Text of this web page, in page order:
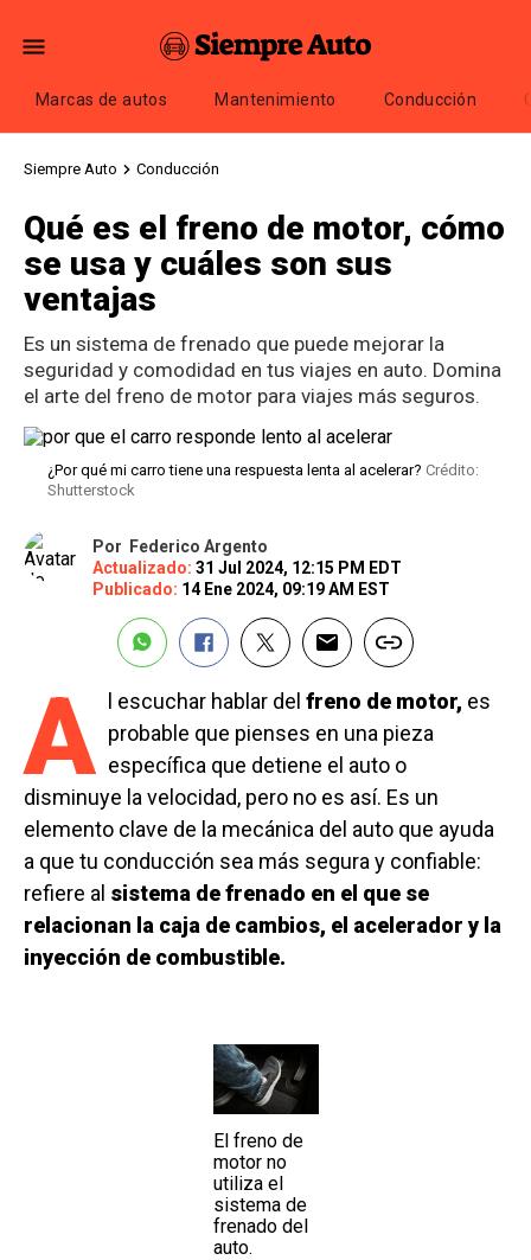
Marcas de autos Mantenimiento Conducción
Siempre Auto Conducción
Qué es el freno de motor, cómo
se usa y cuáles son sus
ventajas
Es un sistema de frenado que puede mejorar la
seguridad y comodidad en tus viajes en auto. Domina
el arte del freno de motor para viajes más seguros.
¿Por qué mi carro tiene una respuesta lenta al acelerar? Crédito:
Shutterstock
Por
Federico Argento
Actualizado: 31 Jul 2024, 12:15 PM EDT
Publicado: 14 Ene 2024, 09:19 AM EST
A l escuchar hablar del freno de motor, es
probable que pienses en una pieza
específica que detiene el auto o
disminuye la velocidad, pero no es así. Es un
elemento clave de la mecánica del auto que ayuda
a que tu conducción sea más segura y confiable:
refiere al sistema de frenado en el que se
relacionan la caja de cambios, el acelerador y la
inyección de combustible.
El freno de
motor no
utiliza el
sistema de
frenado del
auto.